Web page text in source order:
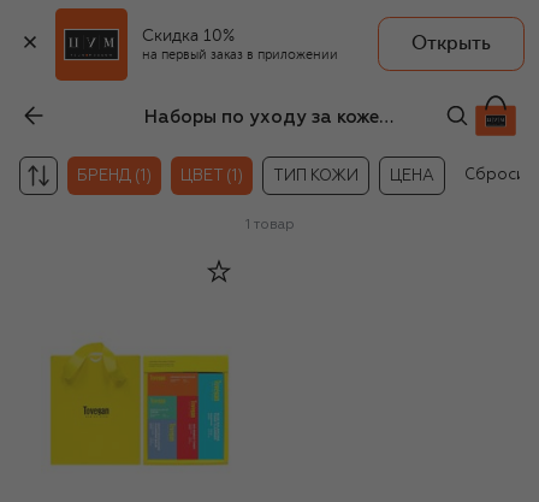
Скидка 10%
на первый заказ в приложении
Открыть
Наборы по уходу за кожей для мужчин
БРЕНД (1) ЦВЕТ (1) ТИП КОЖИ ЦЕНА
1 товар